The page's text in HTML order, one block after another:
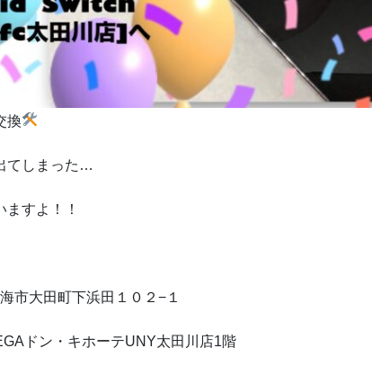
換
てしまった…
すよ！！
市大田町下浜田１０２−１
ドン・キホーテUNY太田川店1階